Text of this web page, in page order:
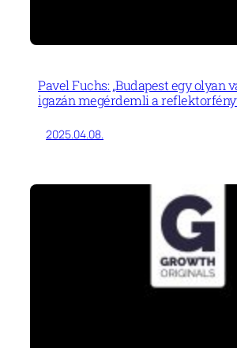
Pavel Fuchs: „Budapest egy olyan
igazán megérdemli a
2025.04.08.